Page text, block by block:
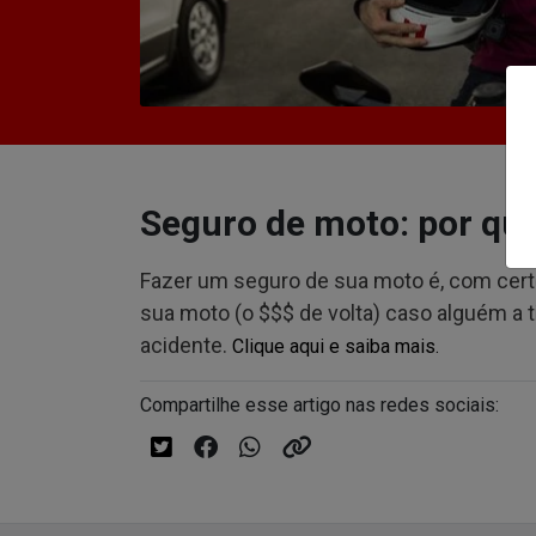
Seguro de moto: por
Fazer um seguro de sua moto é, com
sua moto (o $$$ de volta) caso alguém
acidente. Clique aqui e saiba mais.
Compartilhe esse artigo nas redes sociais: